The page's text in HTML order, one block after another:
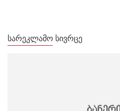
ᲡᲐᲠᲔᲙᲚᲐᲛᲝ ᲡᲘᲕᲠᲪᲔ